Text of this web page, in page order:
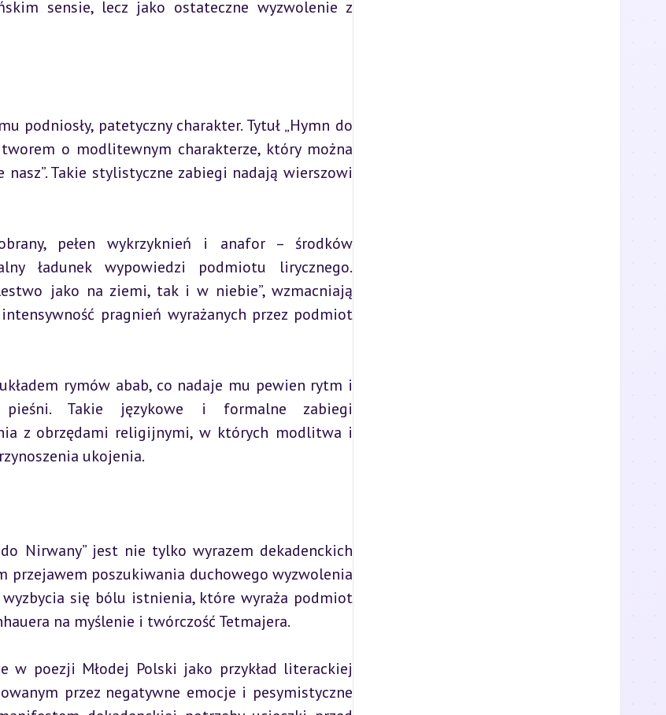
sensie, lecz jako ostateczne wyzwolenie z
podniosły, patetyczny charakter. Tytuł „Hymn do
o modlitewnym charakterze, który można
Takie stylistyczne zabiegi nadają wierszowi
pełen wykrzyknień i anafor – środków
ładunek wypowiedzi podmiotu lirycznego.
jako na ziemi, tak i w niebie”, wzmacniają
pragnień wyrażanych przez podmiot
rymów abab, co nadaje mu pewien rytm i
pieśni. Takie językowe i formalne zabiegi
z obrzędami religijnymi, w których modlitwa i
ukojenia.
Nirwany” jest nie tylko wyrazem dekadenckich
przejawem poszukiwania duchowego wyzwolenia
się bólu istnienia, które wyraża podmiot
na myślenie i twórczość Tetmajera.
w poezji Młodej Polski jako przykład literackiej
przez negatywne emocje i pesymistyczne